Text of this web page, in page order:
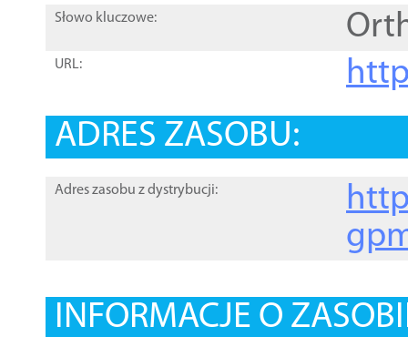
Słowo kluczowe:
URL:
ADRES ZASOBU:
Adres zasobu z dystrybucji:
INFORMACJE O